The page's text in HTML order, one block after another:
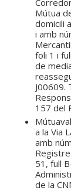
Mútua
domicili
i amb
foli 1 i
de
J00609.
157 del
a la Via
amb
51, full
de la